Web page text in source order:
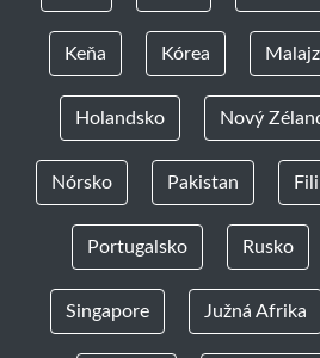
Keňa Kórea
Holandsko Nový
Nórsko Pakistan
Portugalsko Rusko
Singapore Južná Afrika